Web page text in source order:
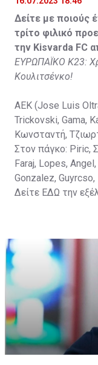
Στον πάγκο:
Vida, Otvos,
Δείτε με ποιούς
τρίτο φιλικό
την Kisvarda FC
ΕΥΡΩΠΑΪΚΟ Κ23:
Κουλιτσένκο!
ΑΕΚ (Jose Luis
Trickovski, Gama,
Κωνσταντή,
Στον πάγκο: Piric,
Faraj, Lopes,
Gonzalez,
Δείτε ΕΔΩ την